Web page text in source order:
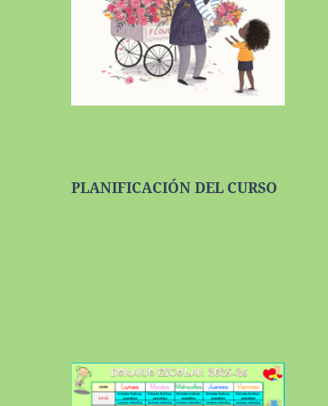
PLANIFICACIÓN DEL CURSO